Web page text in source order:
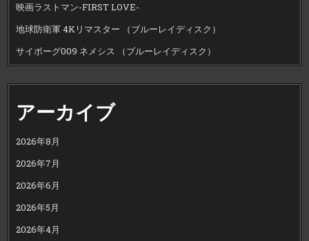
映画ラストマン-FIRST LOVE-
地球防衛軍 4Kリマスター （ブルーレイディスク）
サイボーグ009 ネメシス （ブルーレイディスク）
アーカイブ
2026年8月
2026年7月
2026年6月
2026年5月
2026年4月